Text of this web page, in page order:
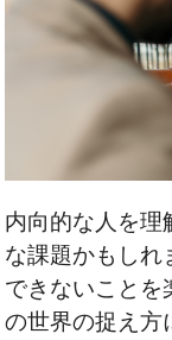
内向的な人を
な課題かもし
できないことを
の世界の捉え方